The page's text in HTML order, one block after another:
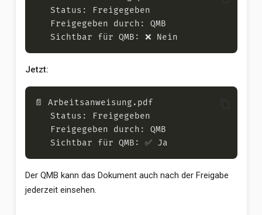
Jetzt:
Der QMB kann das Dokument auch nach der Freigabe
jederzeit einsehen.